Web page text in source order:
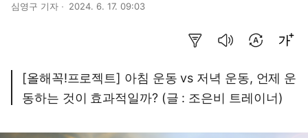
심영구 기자 2024. 6. 17. 09:03
[올해꼭!프로젝트] 아침 운동 vs 저녁 운동, 언제 운
동하는 것이 효과적일까? (글 : 조은비 트레이너)